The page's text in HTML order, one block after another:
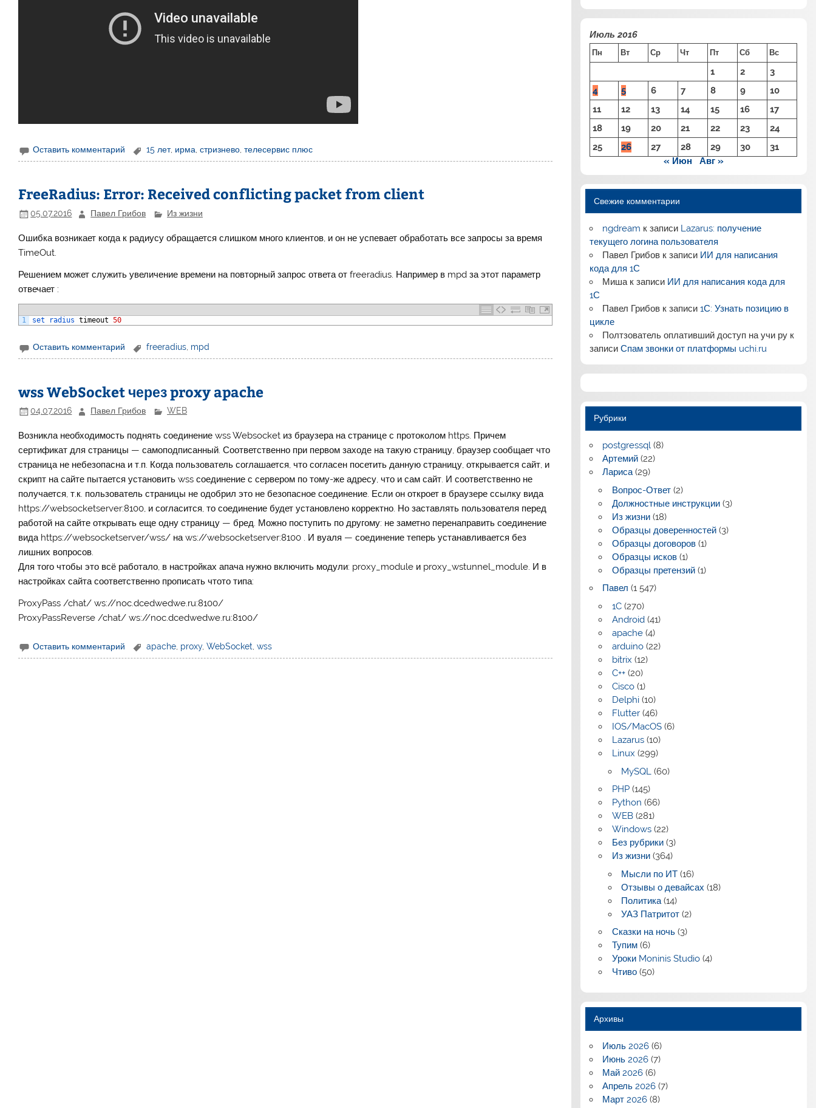
Оставить комментарий 15 лет, ирма,стризнево,телесервис плюс
FreeRadius: Error: Received conflicting packet from client
05.07.2016 Павел Грибов Из жизни
Ошибка возникает когда к радиусу обращается слишком много клиентов, и он не успевает обработать все запросы за время
TimeOut.
Решением может служить увеличение времени на повторный запрос ответа от freeradius. Например в mpd за этот параметр
отвечает :
1 set radius timeout 50
Оставить комментарий freeradius, mpd
wss WebSocket через proxy apache
04.07.2016 Павел Грибов WEB
Возникла необходимость поднять соединение wss Websocket из браузера на странице с протоколом https. Причем
сертификат для страницы — самоподписанный. Соответственно при первом заходе на такую страницу, браузер сообщает что
страница не небезопасна и т.п. Когда пользователь соглашается, что согласен посетить данную страницу, открывается сайт, и
скрипт на сайте пытается установить wss соединение с сервером по тому-же адресу, что и сам сайт. И соответственно не
получается, т.к. пользователь страницы не одобрил это не безопасное соединение. Если он откроет в браузере ссылку вида
https://websocketserver:8100, и согласится, то соединение будет установлено корректно. Но заставлять пользователя перед
работой на сайте открывать еще одну страницу — бред. Можно поступить по другому: не заметно перенаправить соединение
вида https://websocketserver/wss/ на ws://websocketserver:8100 . И вуаля — соединение теперь устанавливается без
лишних вопросов.
Для того чтобы это всё работало, в настройках апача нужно включить модули: proxy_module и proxy_wstunnel_module. И в
настройках сайта соответственно прописать чтото типа:
ProxyPass /chat/ ws://noc.dcedwedwe.ru:8100/
ProxyPassReverse /chat/ ws://noc.dcedwedwe.ru:8100/
Оставить комментарий apache proxy,WebSocket ,wss
Июль 2016
Пн Вт Ср Чт Пт Сб Вс
1 2
3
4
5 6 7 8 9
10
11
12 13 14 15 16
17
18
19 20 21 22 23
24
25
26 27 28 29 30
31
« Июн
Авг »
Свежие комментарии
ngdream к записи Lazarus: получение
текущего логина пользователя
Павел Грибов к записи ИИ для написания
кода для 1С
Мишак записи ИИ для написания кода для
1С
Павел Грибов к записи1С: Узнать позицию в
цикле
Полтзователь оплативший доступ на учи ру к
записиСпам звонки от платформы uchi.ru
Рубрики
postgressql (8)
Артемий (22)
Лариса(29)
Вопрос-Ответ(2)
Должностные инструкции(3)
Из жизни(18)
Образцы доверенностей(3)
Образцы договоров(1)
Образцы исков(1)
Образцы претензий(1)
Павел (1 547)
1C(270)
Android(41)
apache(4)
arduino(22)
bitrix (12)
C++(20)
Cisco(1)
Delphi(10)
Flutter(46)
IOS/MacOS(6)
Lazarus(10)
Linux (299)
MySQL(60)
PHP(145)
Python (66)
WEB(281)
Windows(22)
Без рубрики(3)
Из жизни(364)
Мысли по ИТ(16)
Отзывы о девайсах (18)
Политика(14)
УАЗ Патритот(2)
Сказки на ночь(3)
Тупим(6)
Уроки Moninis Studio(4)
Чтиво(50)
Архивы
Июль 2026 (6)
Июнь 2026 (7)
Май 2026 (6)
Апрель 2026 (7)
Март 2026 (8)